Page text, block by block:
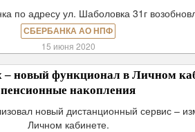
по адресу ул. Шаболовка 31г
СБЕРБАНКА АО НПФ
15 июня 2020
– новый функционал в Личном
пенсионные накопления
новый дистанционный сервис –
Личном кабинете.